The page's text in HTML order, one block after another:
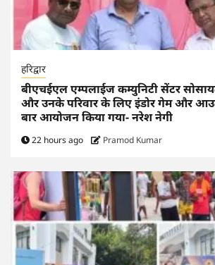
हरिद्वार
बीएचईएल एम्पलाईज कम्युनिटी सेंटर
और उनके परिवार के लिए इंडोर गेम और
बार आयोजन किया गया- नरेश नेगी
22 hours ago Pramod Kumar